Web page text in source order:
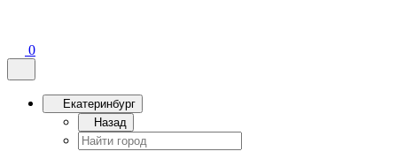
0
Екатеринбург
Назад